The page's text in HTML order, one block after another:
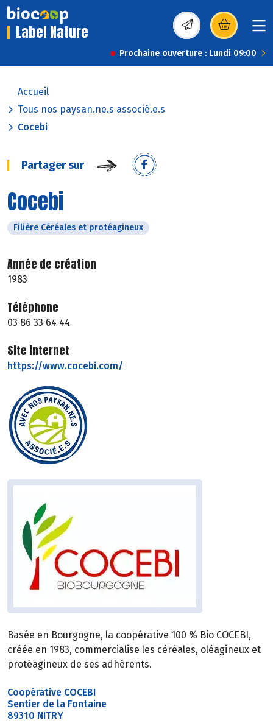
Label Nature (s’ouvre dans une
Prochaine ouverture : Lundi 09:00
Accueil
Tous nos paysan.ne.s associé.e.s
Cocebi
Partager sur
Cocebi
Filière Céréales et protéagineux
Année de création
1983
Téléphone
03 86 33 64 44
Site internet
https://www.cocebi.com/
Basée en Bourgogne, la coopérative 100 % Bio COCEBI,
créée en 1983, commercialise les céréales, oléagineux et
protéagineux de ses adhérents.
Coopérative COCEBI
Sentier de la Fontaine
89310 NITRY